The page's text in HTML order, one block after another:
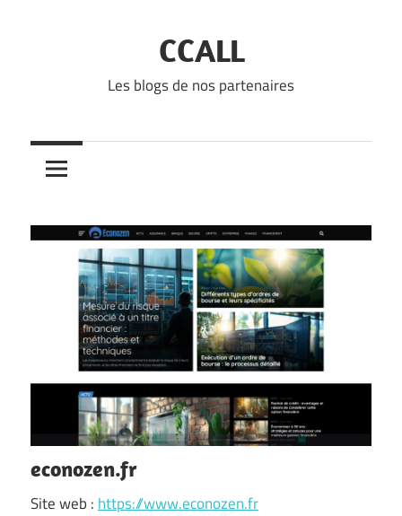
CCALL
Les blogs de nos partenaires
econozen.fr
Site web : https://www.econozen.fr